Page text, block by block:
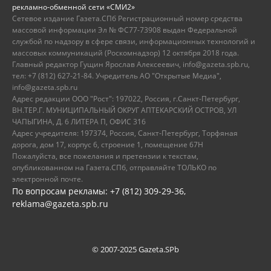
рекламно-обменной сети «СМИ2»
Сетевое издание Газета.СПб Регистрационный номер средства
массовой информации Эл № ФС77-73908 выдан Федеральной
службой по надзору в сфере связи, информационных технологий и
массовых коммуникаций (Роскомнадзор) 12 октября 2018 года.
Главный редактор Гущин Ярослав Алексеевич, info@gazeta.spb.ru,
тел: +7 (812) 627-21-84. Учредитель АО "Открытые Медиа",
info@gazeta.spb.ru
Адрес редакции ООО "Рост": 197022, Россия, г.Санкт-Петербург,
ВН.ТЕР.Г. МУНИЦИПАЛЬНЫЙ ОКРУГ АПТЕКАРСКИЙ ОСТРОВ, УЛ
ЧАПЫГИНА, Д. 6 ЛИТЕРА П, ОФИС 316
Адрес учредителя: 197374, Россия, Санкт-Петербург, Торфяная
дорога, дом 17, корпус 6, строение 1, помещение 67Н
Пожалуйста, все пожелания и претензии к текстам,
опубликованном на Газета.СПб, отправляйте ТОЛЬКО по
электронной почте.
По вопросам рекламы: +7 (812) 309-29-36,
reklama@gazeta.spb.ru
© 2007-2025 Gazeta.SPb